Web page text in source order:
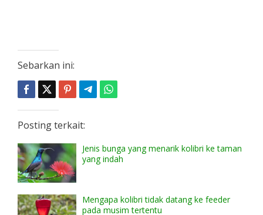
Sebarkan ini:
Posting terkait:
Jenis bunga yang menarik kolibri ke taman
yang indah
Mengapa kolibri tidak datang ke feeder
pada musim tertentu